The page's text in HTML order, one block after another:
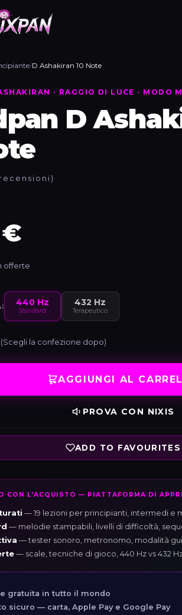
/D Ashakiran 10 Note
· RAGGIO DI LUCE · MODO
D
€
offerte
440 Hz
Standard
432 Hz
Terapeutico
(Scegli la confezione dopo)
AGGIUNGI AL
PROVA CON NIXIS
ADD TO FAVOURITES
CON L'ACQUISTO — PIATTAFORMA DI
— 19 lezioni per principianti, intermedi e
— melodie stampabili, livelli di difficoltà,
— tester sonoro, metronomo, modalità
— scale, tecniche di gioco, 440 Hz vs 432
gratuita in tutto il mondo
sicuro — carta, Apple Pay e Google Pay